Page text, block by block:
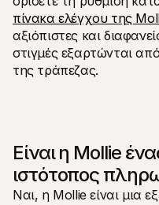
πίνακα ελέγχου της
αξιόπιστες και
στιγμές εξαρτώνται
της τράπεζας.
Είναι η Mollie
ιστότοπος
Ναι, η Mollie είναι μια